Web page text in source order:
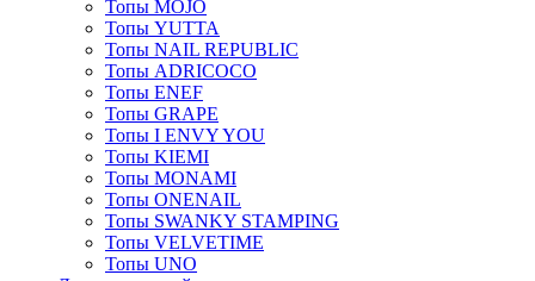
Топы MOJO
Топы YUTTA
Топы NAIL REPUBLIC
Топы ADRICOCO
Топы ENEF
Топы GRAPE
Топы I ENVY YOU
Топы KIEMI
Топы MONAMI
Топы ONENAIL
Топы SWANKY STAMPING
Топы VELVETIME
Топы UNO